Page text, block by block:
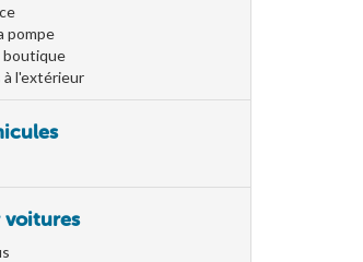
pompe
boutique
l'extérieur
voitures